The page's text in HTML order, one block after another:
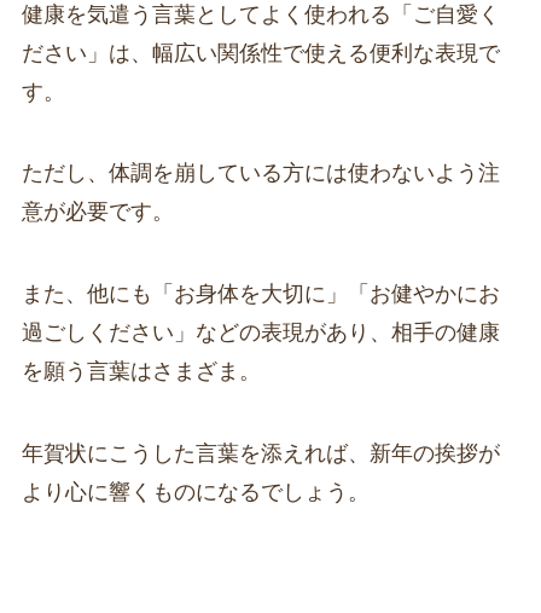
健康を気遣う言葉としてよく使われる「ご自愛く
ださい」は、幅広い関係性で使える便利な表現で
す。
ただし、体調を崩している方には使わないよう注
意が必要です。
また、他にも「お身体を大切に」「お健やかにお
過ごしください」などの表現があり、相手の健康
を願う言葉はさまざま。
年賀状にこうした言葉を添えれば、新年の挨拶が
より心に響くものになるでしょう。